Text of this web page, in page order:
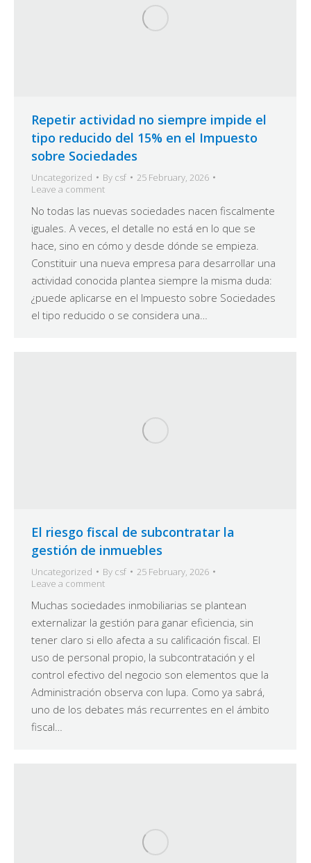
Repetir actividad no siempre impide el
tipo reducido del 15% en el Impuesto
sobre Sociedades
Uncategorized By csf
25 February, 2026
Leave a comment
No todas las nuevas sociedades nacen fiscalmente
iguales. A veces, el detalle no está en lo que se
hace, sino en cómo y desde dónde se empieza.
Constituir una nueva empresa para desarrollar una
actividad conocida plantea siempre la misma duda:
¿puede aplicarse en el Impuesto sobre Sociedades
el tipo reducido o se considera una…
El riesgo fiscal de subcontratar la
gestión de inmuebles
Uncategorized By csf
25 February, 2026
Leave a comment
Muchas sociedades inmobiliarias se plantean
externalizar la gestión para ganar eficiencia, sin
tener claro si ello afecta a su calificación fiscal. El
uso de personal propio, la subcontratación y el
control efectivo del negocio son elementos que la
Administración observa con lupa. Como ya sabrá,
uno de los debates más recurrentes en el ámbito
fiscal…